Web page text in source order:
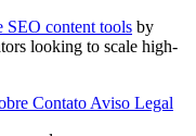
SEO content tools by
looking to scale high-
Contato Aviso Legal